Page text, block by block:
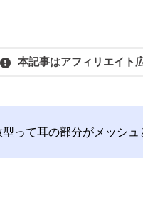
本記事はアフィリエイト
型って耳の部分がメッシ